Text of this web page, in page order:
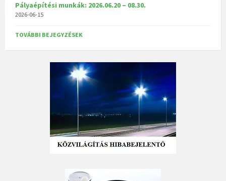
Pályaépítési munkák: 2026.06.20 – 08.30.
2026-06-15
TOVÁBBI BEJEGYZÉSEK